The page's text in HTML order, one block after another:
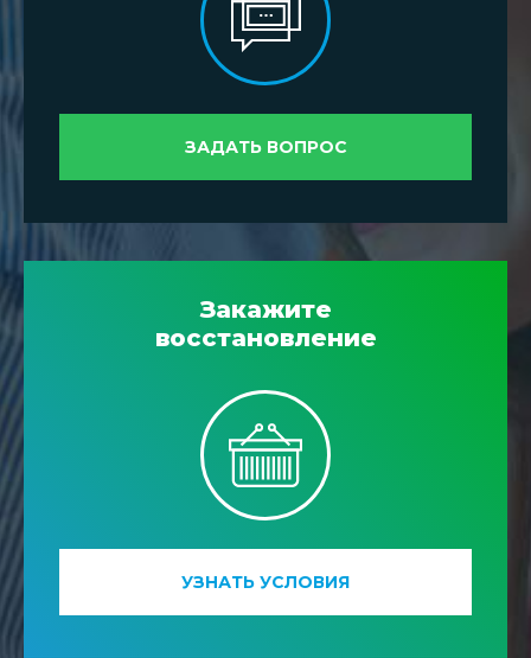
ЗАДАТЬ ВОПРОС
Закажите
восстановление
УЗНАТЬ УСЛОВИЯ